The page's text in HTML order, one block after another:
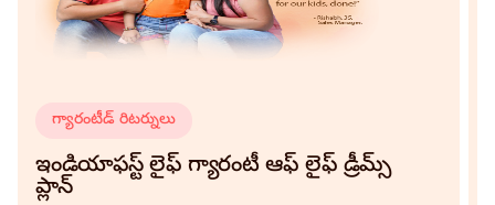
ఇండియాఫస్ట్ లైఫ్ గ్యారంటీ ఆఫ్ లైఫ్ డ్రీమ్స్
ప్లాన్
గ్యారంటీడ్ రిటర్నులు